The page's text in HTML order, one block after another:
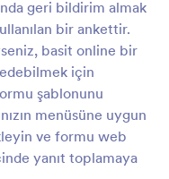
geri bildirim almak
bir ankettir.
basit online bir
edebilmek için
şablonunu
menüsüne uygun
ve formu web
yanıt toplamaya
ve servis